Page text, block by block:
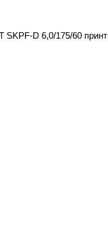
SKPF-D 6,0/175/60 принт